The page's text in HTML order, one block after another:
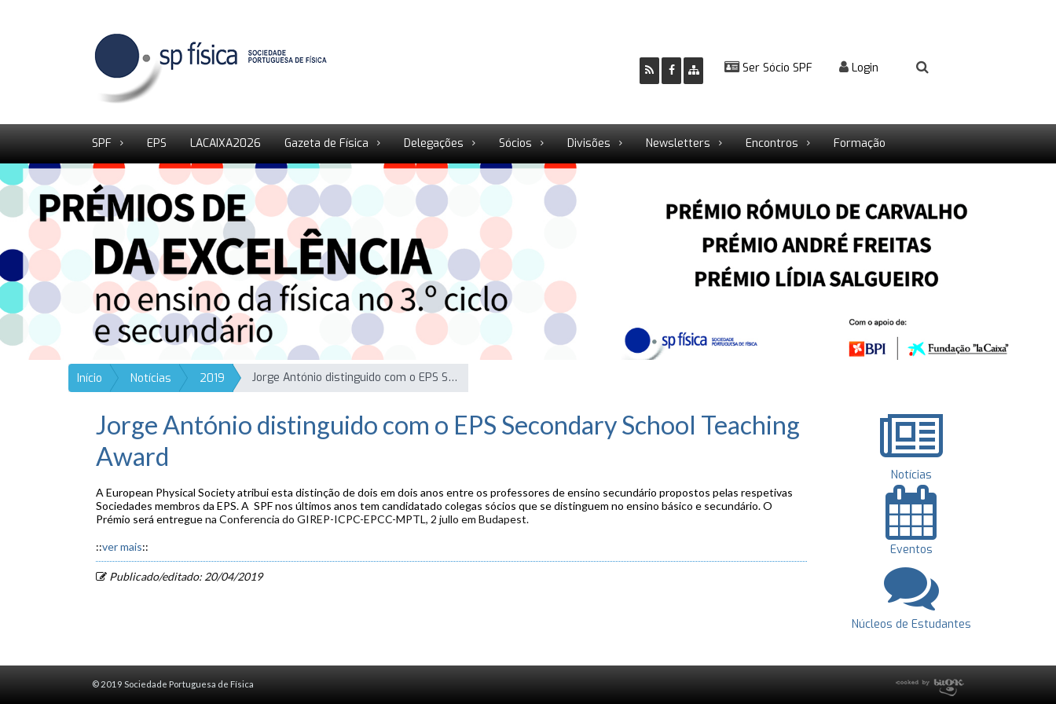
Ser Sócio SPF Login
SPF EPS LACAIXA2026 Gazeta de Física Delegações Sócios Divisões Newsletters Encontros Formação
Início Notícias 2019 Jorge António distinguido com o EPS Secondary School Teaching Award
Jorge António distinguido com o EPS Secondary School Teaching
Award
A European Physical Society atribui esta distinção de dois em dois anos entre os professores de ensino secundário propostos pelas respetivas
Sociedades membros da EPS. A SPF nos últimos anos tem candidatado colegas sócios que se distinguem no ensino básico e secundário. O
Prémio será entreguena Conferencia do GIREP-ICPC-EPCC-MPTL, 2 jullo em Budapest.
::ver mais::
Publicado/editado: 20/04/2019
Notícias
Eventos
Núcleos de Estudantes
© 2019 Sociedade Portuguesa de Física